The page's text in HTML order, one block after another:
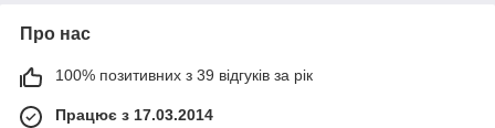
Про нас
100% позитивних з 39 відгуків за рік
Працює з 17.03.2014